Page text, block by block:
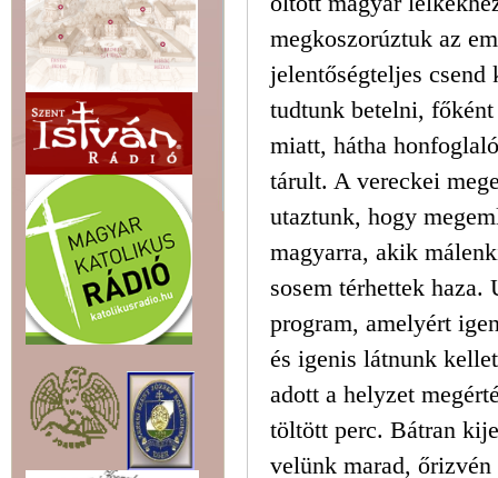
megkoszorúztuk az
jelentőségteljes
tudtunk betelni,
miatt, hátha
tárult. A vereckei
utaztunk, hogy
magyarra, akik
sosem térhettek
program, amelyért
és igenis látnunk
adott a helyzet
töltött perc. Bátran
velünk marad, őrizvén